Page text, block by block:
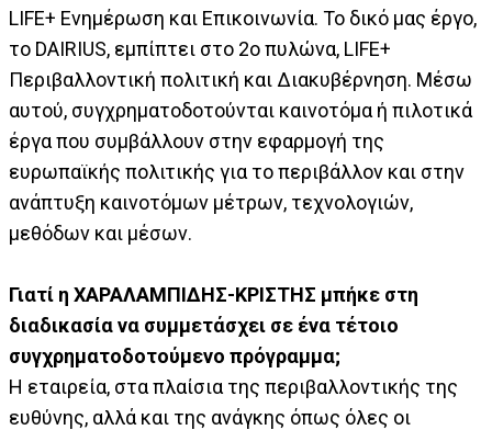
LIFE+ Ενημέρωση και Επικοινωνία. Το δικό μας έργο,
το DAIRIUS, εμπίπτει στο 2ο πυλώνα, LIFE+
Περιβαλλοντική πολιτική και Διακυβέρνηση. Μέσω
αυτού, συγχρηματοδοτούνται καινοτόμα ή πιλοτικά
έργα που συμβάλλουν στην εφαρμογή της
ευρωπαϊκής πολιτικής για το περιβάλλον και στην
ανάπτυξη καινοτόμων μέτρων, τεχνολογιών,
μεθόδων και μέσων.
Γιατί η ΧΑΡΑΛΑΜΠΙΔΗΣ-ΚΡΙΣΤΗΣ μπήκε στη
διαδικασία να συμμετάσχει σε ένα τέτοιο
συγχρηματοδοτούμενο πρόγραμμα;
Η εταιρεία, στα πλαίσια της περιβαλλοντικής της
ευθύνης, αλλά και της ανάγκης όπως όλες οι